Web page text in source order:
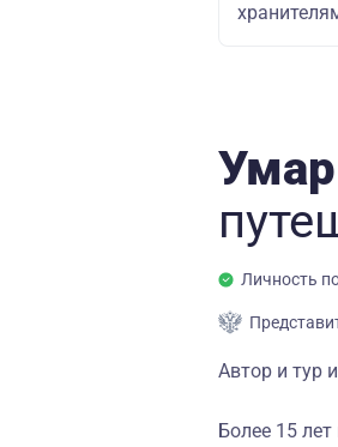
Личность
Автор и тур
Более 15